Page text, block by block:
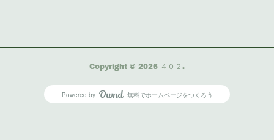
Copyright © 2026 ４０２.
Powered by AmebaOwnd
無料でホームページをつくろう